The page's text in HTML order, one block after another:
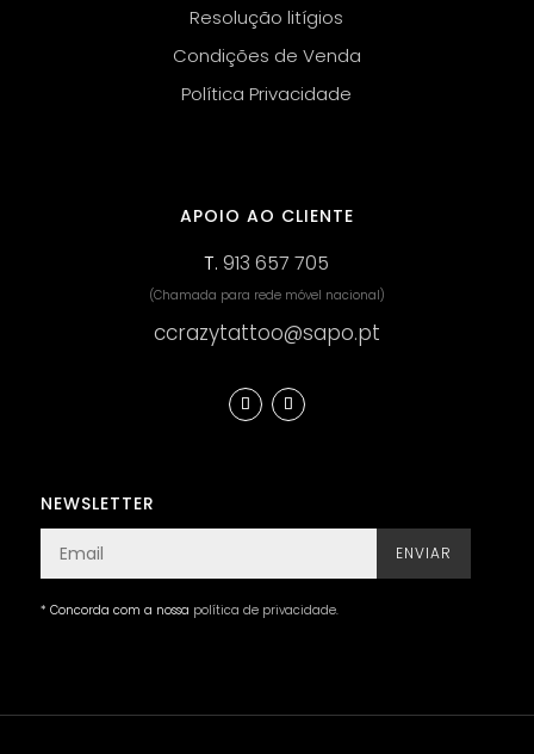
Resolução litígios
Condições de Venda
Política Privacidade
APOIO AO CLIENTE
T.913 657 705
(Chamada para rede móvel nacional)
ccrazytattoo@sapo.pt
NEWSLETTER
ENVIAR
* Concorda com a nossa política de privacidade.